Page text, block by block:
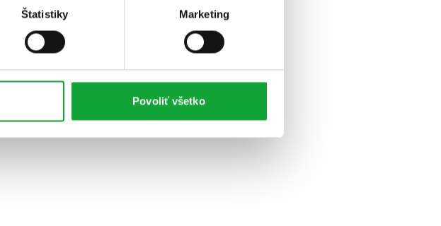
Štatistiky Marketing
Povoliť všetko